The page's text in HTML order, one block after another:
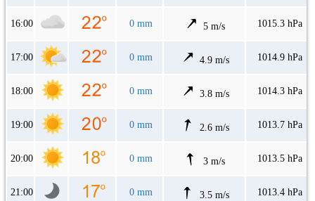
16:00 0 mm 5 m/s 1015.3 hPa
17:00 0 mm 4.9 m/s 1014.9 hPa
18:00 0 mm 3.8 m/s 1014.3 hPa
19:00 0 mm 2.6 m/s 1013.7 hPa
20:00 0 mm 3 m/s 1013.5 hPa
21:00 0 mm 3.5 m/s 1013.4 hPa